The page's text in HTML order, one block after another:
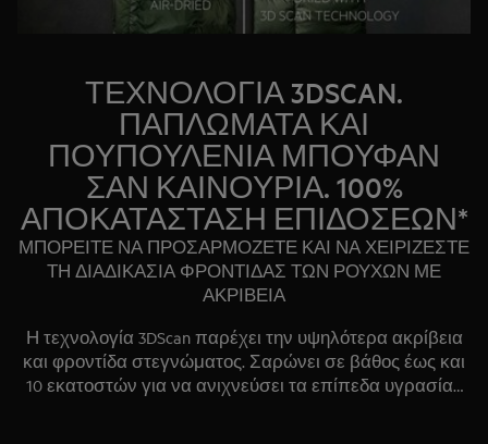
ΤΕΧΝΟΛΟΓΙΑ 3DSCAN.
ΠΑΠΛΩΜΑΤΑ ΚΑΙ
ΠΟΥΠΟΥΛΕΝΙΑ ΜΠΟΥΦΑΝ
ΣΑΝ ΚΑΙΝΟΥΡΙΑ. 100%
ΑΠΟΚΑΤΑΣΤΑΣΗ ΕΠΙΔΟΣΕΩΝ*
ΜΠΟΡΕΙΤΕ ΝΑ ΠΡΟΣΑΡΜΟΖΕΤΕ ΚΑΙ ΝΑ ΧΕΙΡΙΖΕΣΤΕ
ΤΗ ΔΙΑΔΙΚΑΣΙΑ ΦΡΟΝΤΙΔΑΣ ΤΩΝ ΡΟΥΧΩΝ ΜΕ
ΑΚΡΙΒΕΙΑ
Η τεχνολογία 3DScan παρέχει την υψηλότερα ακρίβεια
και φροντίδα στεγνώματος. Σαρώνει σε βάθος έως και
10 εκατοστών για να ανιχνεύσει τα επίπεδα υγρασίας